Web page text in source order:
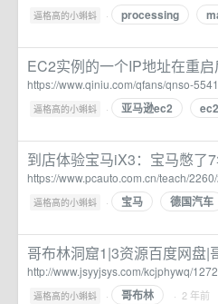
逼格高的小蝌蚪 · processing
EC2实例的一个IP地址在重
https://www.qiniu.com/qfans/qnso-
逼格高的小蝌蚪 · 亚马逊ec2 ec2
到店体验宝马iX3：宝马憋了
https://www.pcauto.com.cn/teach/
逼格高的小蝌蚪 · 宝马 德国汽车
哥布林洞窟1|3资源百度网盘
http://www.jsyyjsys.com/kcjphywq/
逼格高的小蝌蚪 · 哥布林 · 2 年前